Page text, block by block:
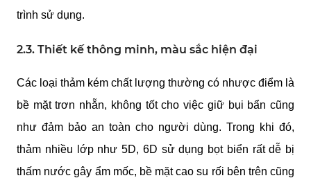
trình sử dụng.
2.3. Thiết kế thông minh, màu sắc hiện đại
Các loại thảm kém chất lượng thường có nhược điểm là
bề mặt trơn nhẵn, không tốt cho việc giữ bụi bẩn cũng
như đảm bảo an toàn cho người dùng. Trong khi đó,
thảm nhiều lớp như 5D, 6D sử dụng bọt biển rất dễ bị
thấm nước gây ẩm mốc, bề mặt cao su rối bên trên cũng